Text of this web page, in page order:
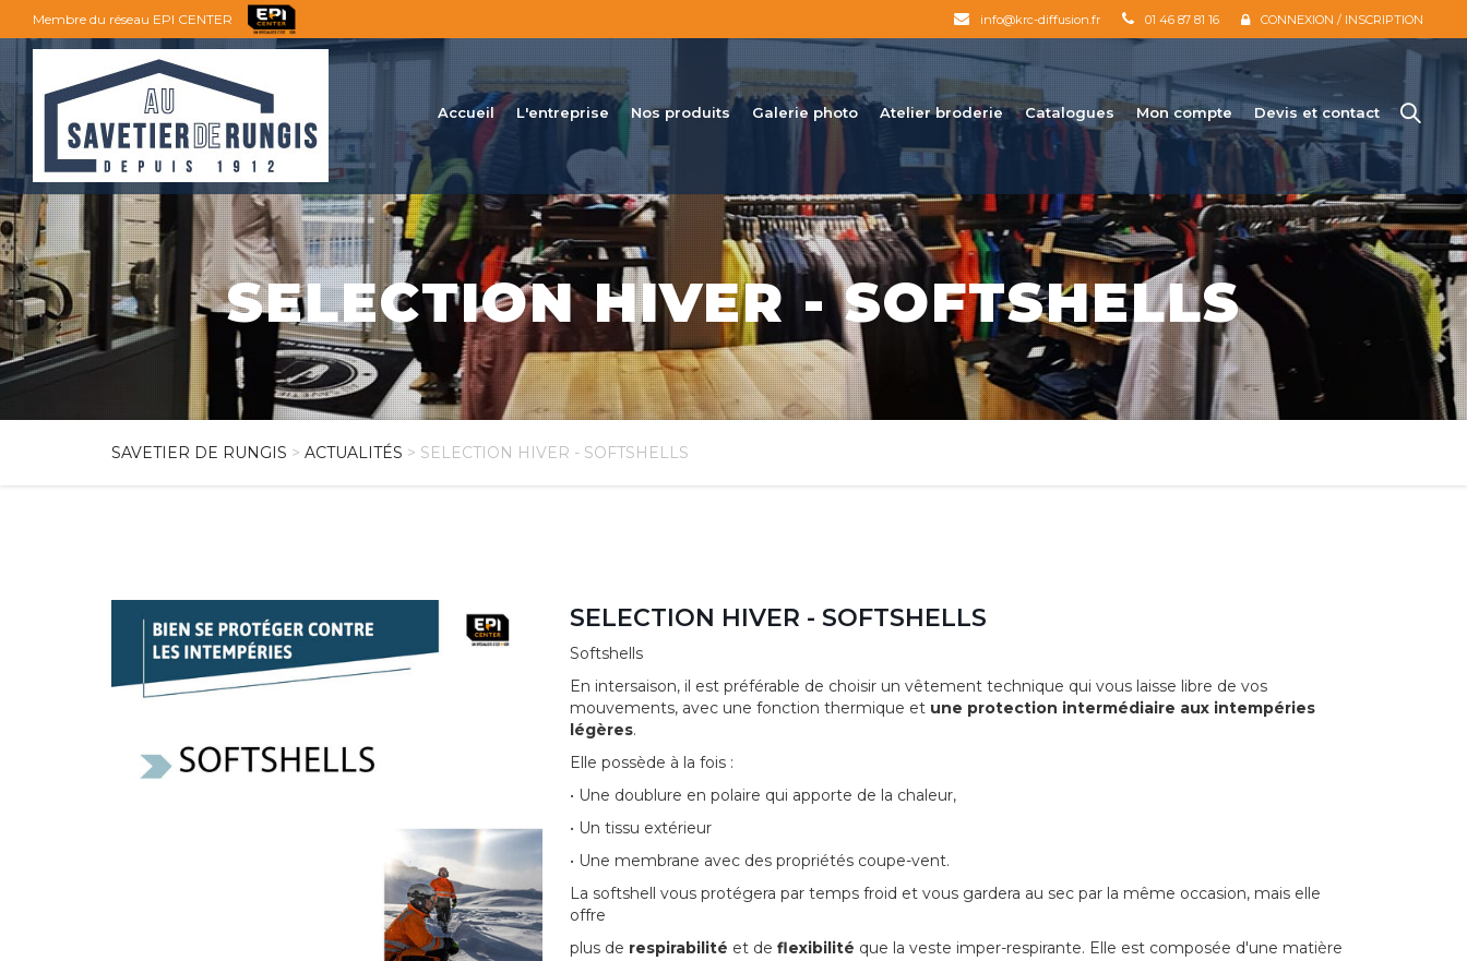
Membre du réseau EPI CENTER info@krc-diffusion.fr 01 46 87 81 16 CONNEXION / INSCRIPTION
Accueil L'entreprise Nos produits Galerie photo Atelier broderie Catalogues Mon compte Devis et contact
SELECTION HIVER - SOFTSHELLS
SAVETIER DE RUNGIS > ACTUALITÉS > SELECTION HIVER - SOFTSHELLS
SELECTION HIVER - SOFTSHELLS
Softshells
En intersaison, il est préférable de choisir un vêtement technique qui vous laisse libre de vos
mouvements, avec une fonction thermique et une protection intermédiaire aux intempéries
légères.
Elle possède à la fois :
• Une doublure en polaire qui apporte de la chaleur,
• Un tissu extérieur
• Une membrane avec des propriétés coupe-vent.
La softshell vous protégera par temps froid et vous gardera au sec par la même occasion, mais elle
offre
plus de respirabilité et de flexibilité que la veste imper-respirante. Elle est composée d'une matière